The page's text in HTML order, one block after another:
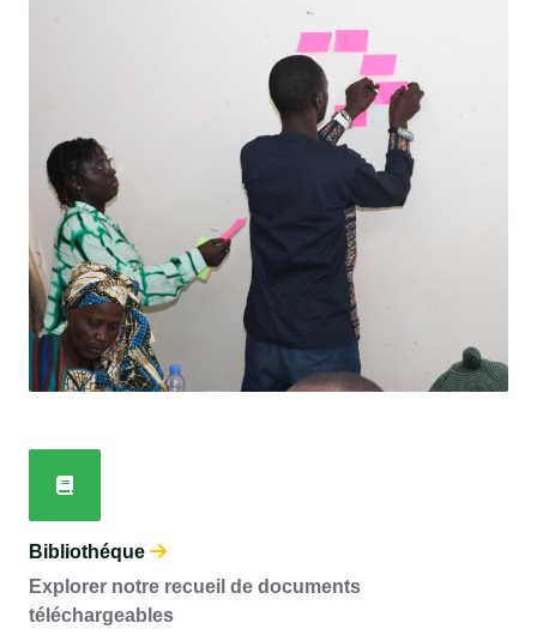
Bibliothéque
Explorer notre recueil de documents
téléchargeables